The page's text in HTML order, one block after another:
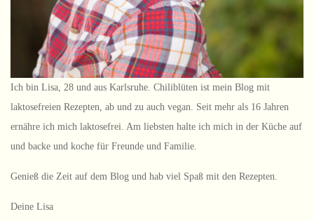
Ich bin Lisa, 28 und aus Karlsruhe. Chiliblüten ist mein Blog mit
laktosefreien Rezepten, ab und zu auch vegan. Seit mehr als 16 Jahren
ernähre ich mich laktosefrei. Am liebsten halte ich mich in der Küche auf
und backe und koche für Freunde und Familie.
Genieß die Zeit auf dem Blog und hab viel Spaß mit den Rezepten.
Deine Lisa